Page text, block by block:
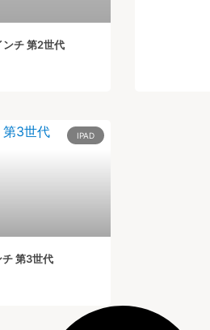
チ 第2世代
IPAD
チ 第3世代